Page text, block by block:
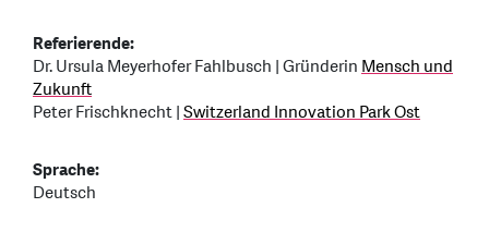
Referierende:
Dr. Ursula Meyerhofer Fahlbusch | Gründerin Mensch und
Zukunft
Peter Frischknecht |Switzerland Innovation Park Ost
Sprache:
Deutsch